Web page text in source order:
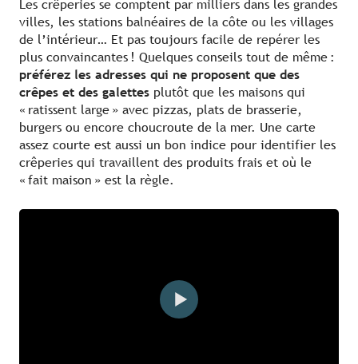
Les crêperies se comptent par milliers dans les grandes
villes, les stations balnéaires de la côte ou les villages
de l’intérieur… Et pas toujours facile de repérer les
plus convaincantes ! Quelques conseils tout de même :
préférez les adresses qui ne proposent que des
crêpes et des galettes plutôt que les maisons qui
« ratissent large » avec pizzas, plats de brasserie,
burgers ou encore choucroute de la mer. Une carte
assez courte est aussi un bon indice pour identifier les
crêperies qui travaillent des produits frais et où le
« fait maison » est la règle.